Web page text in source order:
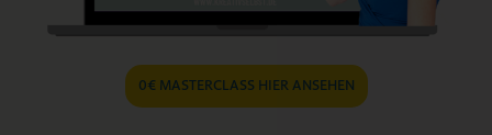
0€ MASTERCLASS HIER ANSEHEN